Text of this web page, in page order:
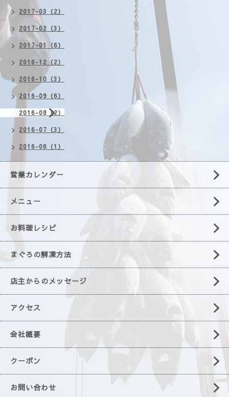
2017-03（2）
2017-02（3）
2017-01（6）
2016-12（2）
2016-10（3）
2016-09（6）
2016-08（2）
2016-07（3）
2016-06（1）
営業カレンダー
メニュー
お料理レシピ
まぐろの解凍方法
店主からのメッセージ
アクセス
会社概要
クーポン
お問い合わせ